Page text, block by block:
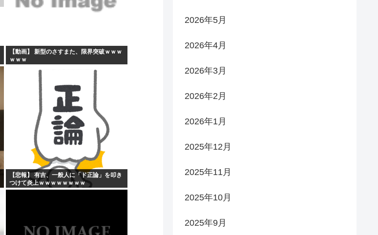
【動画】 新型のさすまた、限界突破ｗｗｗ
ｗｗｗ
【悲報】 有吉、一般人に「ド正論」を叩き
つけて炎上ｗｗｗｗｗｗｗｗ
2026年5月
2026年4月
2026年3月
2026年2月
2026年1月
2025年12月
2025年11月
2025年10月
2025年9月